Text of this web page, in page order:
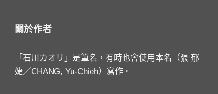
關於作者
「石川カオリ」是筆名，有時也會使用本名（張 郁
婕／CHANG, Yu-Chieh）寫作。